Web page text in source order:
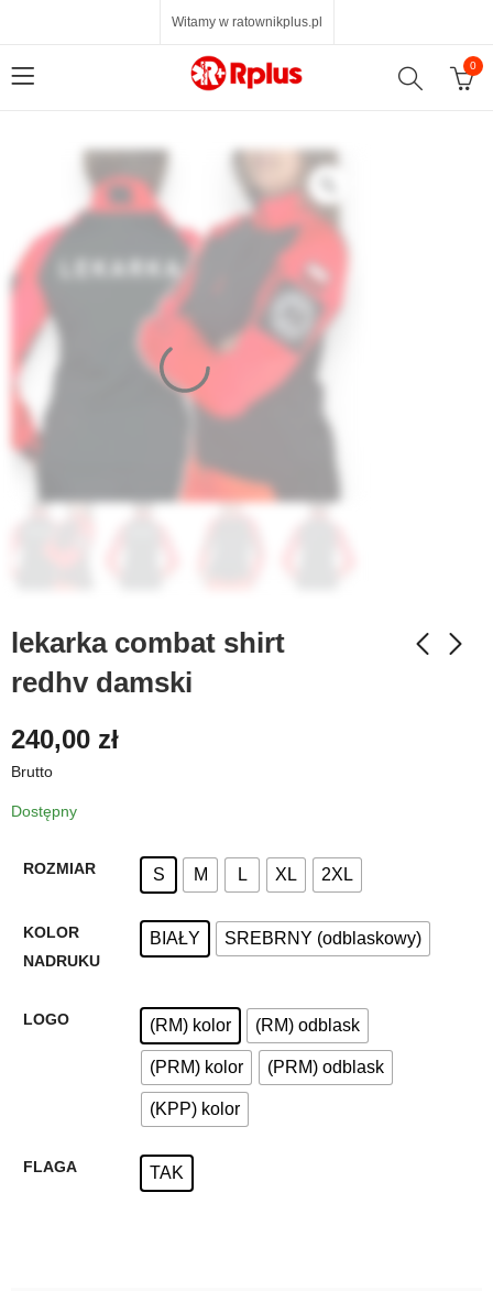
Witamy w ratownikplus.pl
0
lekarka combat shirt
redhv damski
240,00 zł
Brutto
Dostępny
ROZMIAR S M L XL 2XL
KOLOR
NADRUKU
BIAŁY SREBRNY (odblaskowy)
LOGO (RM) kolor (RM) odblask
(PRM) kolor (PRM) odblask
(KPP) kolor
FLAGA TAK